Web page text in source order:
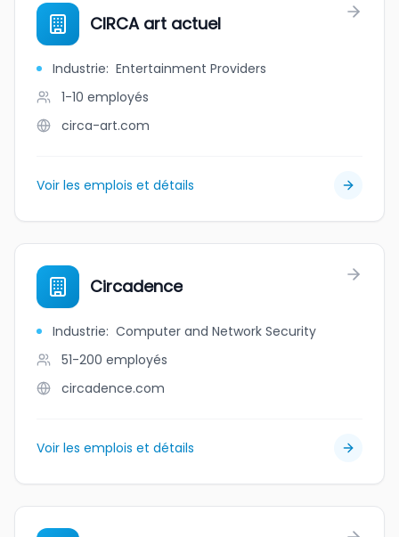
CIRCA art actuel
Industrie: Entertainment Providers
1-10 employés
circa-art.com
Voir les emplois et détails
Circadence
Industrie: Computer and Network Security
51-200 employés
circadence.com
Voir les emplois et détails